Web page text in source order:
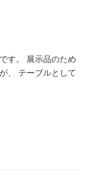
す。 展示品のため
、 テーブルとして